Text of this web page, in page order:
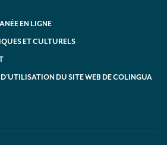
EN LIGNE
ET CULTURELS
DU SITE WEB DE COLINGUA